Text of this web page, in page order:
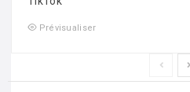
Prévisualiser